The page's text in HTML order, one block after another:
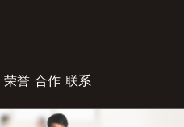
荣誉 合作 联系